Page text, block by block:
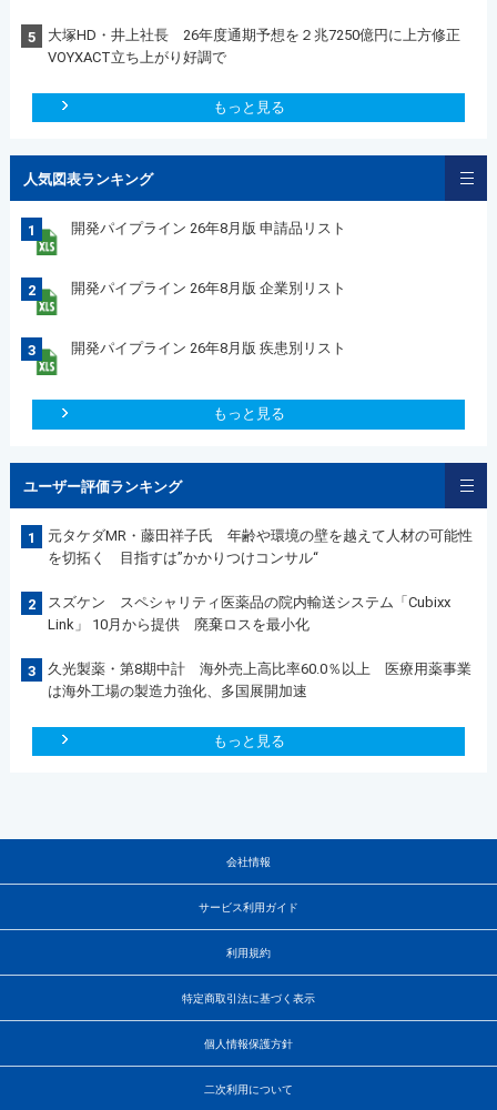
5
大塚HD・井上社長 26年度通期予想を２兆7250億円に上方修正
VOYXACT立ち上がり好調で
もっと見る
人気図表ランキング
1 開発パイプライン 26年8月版 申請品リスト
2 開発パイプライン 26年8月版 企業別リスト
3 開発パイプライン 26年8月版 疾患別リスト
もっと見る
ユーザー評価ランキング
1
元タケダMR・藤田祥子氏 年齢や環境の壁を越えて人材の可能性
を切拓く 目指すは”かかりつけコンサル“
2
スズケン スペシャリティ医薬品の院内輸送システム「Cubixx
Link」 10月から提供 廃棄ロスを最小化
3
久光製薬・第8期中計 海外売上高比率60.0％以上 医療用薬事業
は海外工場の製造力強化、多国展開加速
もっと見る
会社情報
サービス利用ガイド
利用規約
特定商取引法に基づく表示
個人情報保護方針
二次利用について